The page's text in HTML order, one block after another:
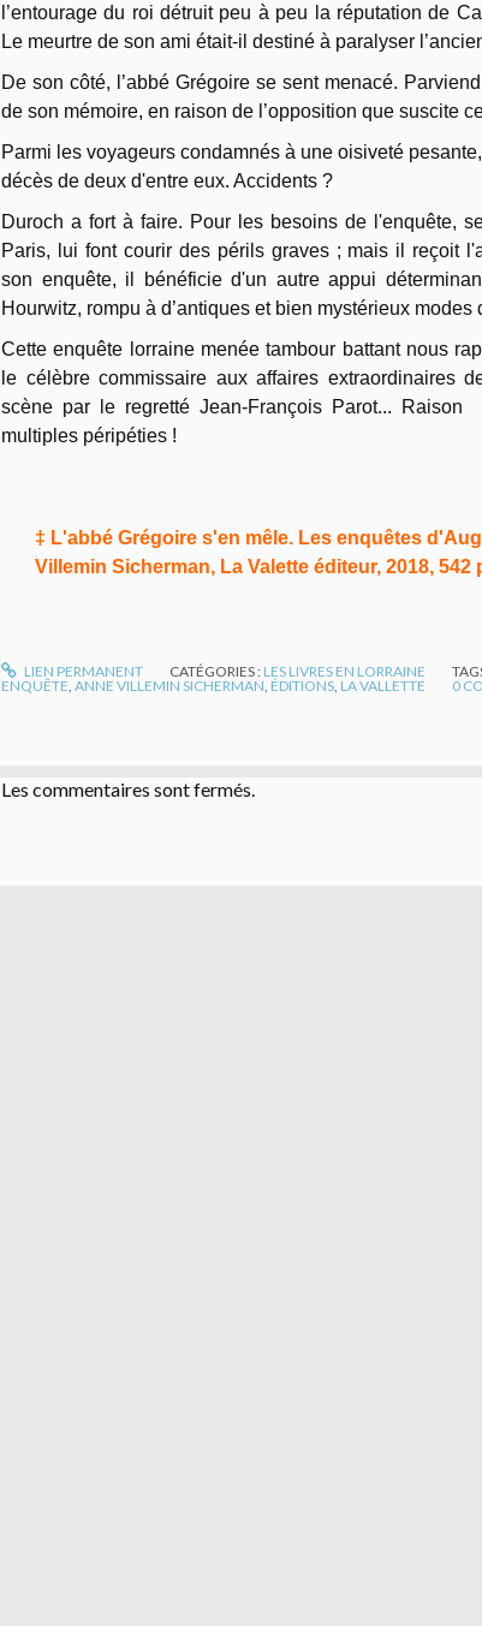
l’entourage du roi détruit peu à peu la réputation de
Le meurtre de son ami était-il destiné à paralyser
De son côté, l’abbé Grégoire se sent menacé.
de son mémoire, en raison de l’opposition que suscite
Parmi les voyageurs condamnés à une oisiveté
décès de deux d'entre eux. Accidents ?
Duroch a fort à faire. Pour les besoins de l'enquête,
Paris, lui font courir des périls graves ; mais il reçoit
son enquête, il bénéficie d'un autre appui
Hourwitz, rompu à d’antiques et bien mystérieux modes
Cette enquête lorraine menée tambour battant nous
le célèbre commissaire aux affaires extraordinaires
scène par le regretté Jean-François Parot...
multiples péripéties !
‡ L'abbé Grégoire s'en mêle. Les enquêtes
Villemin Sicherman, La Valette éditeur, 2018, 542
LIEN PERMANENT CATÉGORIES : LES LIVRES EN LORRAINE
ENQUÊTE, ANNE VILLEMIN SICHERMAN, ÉDITIONS, LA VALLETTE 0
Les commentaires sont fermés.